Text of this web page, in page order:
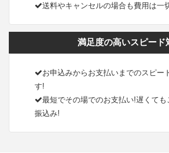
送料やキャンセルの場合も費用は一
満足度の高いスピード
お申込みからお支払いまでのスピー
す!
最短でその場でのお支払い!遅くて
振込み!